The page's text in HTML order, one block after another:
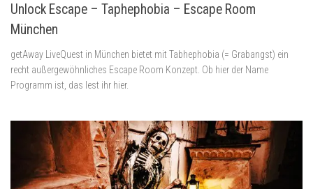
Unlock Escape – Taphephobia – Escape Room
München
getAway LiveQuest in München bietet mit Tabhephobia (= Grabangst) ein
recht außergewöhnliches Escape Room Konzept. Ob hier der Name
Programm ist, das lest ihr hier.